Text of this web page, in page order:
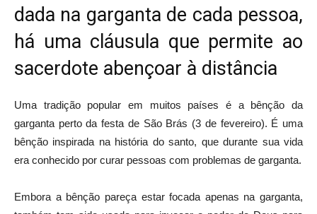
dada na garganta de cada pessoa,
há uma cláusula que permite ao
sacerdote abençoar à distância
Uma tradição popular em muitos países é a bênção da
garganta perto da festa de São Brás (3 de fevereiro). É uma
bênção inspirada na história do santo, que durante sua vida
era conhecido por curar pessoas com problemas de garganta.
Embora a bênção pareça estar focada apenas na garganta,